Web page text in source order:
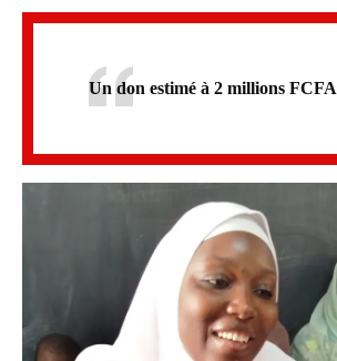
Un don estimé à 2 millions FCFA